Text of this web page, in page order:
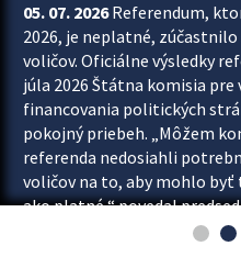
05. 07. 2026Referendum,
2026, je neplatné,
voličov. Oficiálne výsledky
júla 2026 Štátna komisia
financovania politických
pokojný priebeh. „Môžem
referenda nedosiahli
voličov na to, aby mohlo
ako platné,“ povedal
a kontrolu financovania